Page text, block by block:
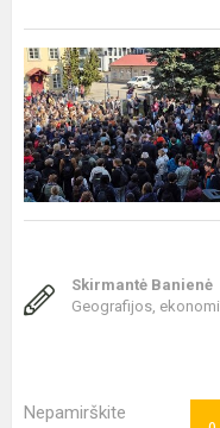
Skirmantė Banienė
Geografijos,
Nepamirškite